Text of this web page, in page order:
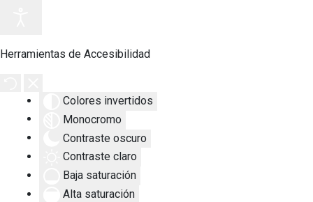
Herramientas de Accesibilidad
Colores invertidos
Monocromo
Contraste oscuro
Contraste claro
Baja saturación
Alta saturación